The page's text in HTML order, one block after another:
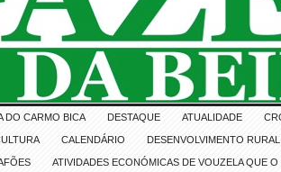
DO CARMO BICA DESTAQUE ATUALIDADE
CALENDÁRIO DESENVOLVIMENTO RURAL
ATIVIDADES ECONÓMICAS DE VOUZELA QUE